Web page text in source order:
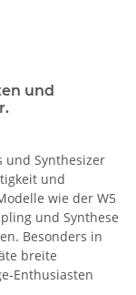
und
und Synthesizer
und
wie der W5
und Synthese
Besonders in
breite
Enthusiasten